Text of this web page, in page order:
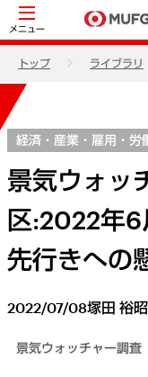
メニュー
トップ ライブラリ
経済・産業・雇用・労
景気ウォッ
区:2022年6
先行きへの
2022/07/08塚田 裕昭
景気ウォッチャー調査